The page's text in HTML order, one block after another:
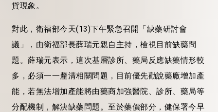
貨現象。
對此，衛福部今天(13)下午緊急召開「缺藥研討會
議」，由衛福部長薛瑞元親自主持，檢視目前缺藥問
題。薛瑞元表示，這次基層診所、藥局反應缺藥情形較
多，必須一一釐清相關問題，目前優先勸說藥廠增加產
能，若無法增加產能將由藥商加強醫院、診所、藥局等
分配機制，解決缺藥問題。至於藥價部分，健保署今早